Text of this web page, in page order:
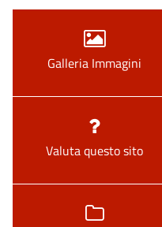
Galleria Immagini
Valuta questo sito